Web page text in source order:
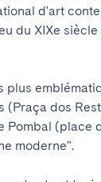
d'art
du XIXe
dos
(place
moderne".